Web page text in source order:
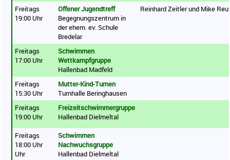
Freitags
19:00 Uhr
Offener Jugendtreff
Begegnungszentrum in
der ehem. ev. Schule
Bredelar
Reinhard Zeitler und Mike
Freitags
17:00 Uhr
Schwimmen
Wettkampfgruppe
Hallenbad Madfeld
Freitags
15:30 Uhr
Mutter-Kind-Turnen
Turnhalle Beringhausen
Freitags
19:00 Uhr
Freizeitschwimmergruppe
Hallenbad Dielmeltal
Freitags
18:00 Uhr
Uhr
Schwimmen
Nachwuchsgruppe
Hallenbad Dielmeltal